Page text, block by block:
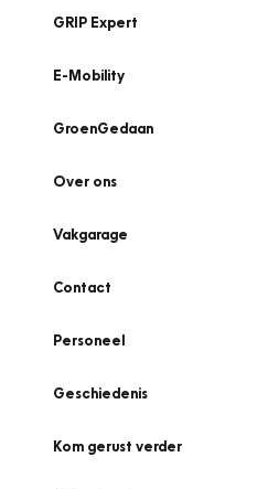
GRIP Expert
E-Mobility
GroenGedaan
Over ons
Vakgarage
Contact
Personeel
Geschiedenis
Kom gerust verder